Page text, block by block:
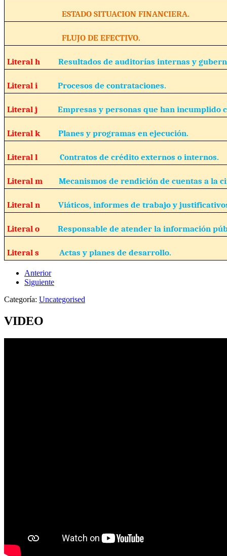
ESTADO SITUACION FINANCIERA.
FLUJO DE EFECTIVO.
Literal h Resultados de auditorías internas y
Literal i Procesos de contrataciones.
Literal j Empresas y personas que han incumplido
Literal k Planes y programas en ejecución.
Literal l Contratos de crédito externos o internos.
Literal m Mecanismos de rendición de cuentas a la
Literal n Viáticos, informes de trabajo y
Literal o Responsable de atender la información
Literal s Actas y planes de desarrollo.
Anterior
Siguiente
Categoría: Uncategorised
VIDEO